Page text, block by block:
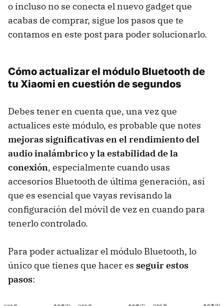
o incluso no se conecta el nuevo gadget que
acabas de comprar, sigue los pasos que te
contamos en este post para poder solucionarlo.
Cómo actualizar el módulo Bluetooth de
tu Xiaomi en cuestión de segundos
Debes tener en cuenta que, una vez que
actualices este módulo, es probable que notes
mejoras significativas en el rendimiento del
audio inalámbrico y la estabilidad de la
conexión, especialmente cuando usas
accesorios Bluetooth de última generación, así
que es esencial que vayas revisando la
configuración del móvil de vez en cuando para
tenerlo controlado.
Para poder actualizar el módulo Bluetooth, lo
único que tienes que hacer es seguir estos
pasos: